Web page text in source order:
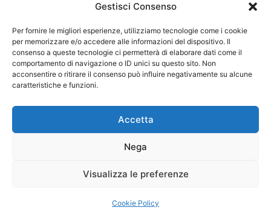
Gestisci Consenso
Per fornire le migliori esperienze, utilizziamo tecnologie come i cookie
per memorizzare e/o accedere alle informazioni del dispositivo. Il
consenso a queste tecnologie ci permetterà di elaborare dati come il
comportamento di navigazione o ID unici su questo sito. Non
acconsentire o ritirare il consenso può influire negativamente su alcune
caratteristiche e funzioni.
Accetta
Nega
Visualizza le preferenze
Cookie Policy
Contatto
Cookie Policy (UE)